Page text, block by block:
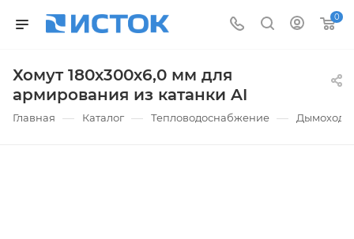
0
Хомут 180х300х6,0 мм для
армирования из катанки AI
Главная — Каталог — Тепловодоснабжение — Дымоходы